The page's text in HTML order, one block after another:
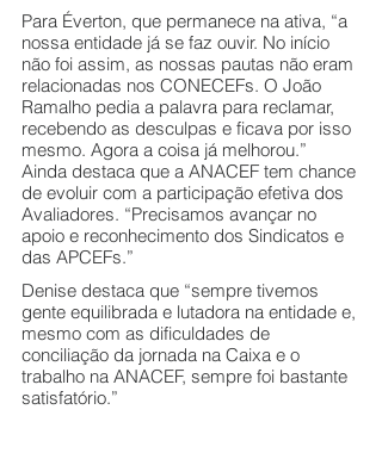
Para Éverton, que permanece na ativa, “a
nossa entidade já se faz ouvir. No início
não foi assim, as nossas pautas não eram
relacionadas nos CONECEFs. O João
Ramalho pedia a palavra para reclamar,
recebendo as desculpas e ficava por isso
mesmo. Agora a coisa já melhorou.”
Ainda destaca que a ANACEF tem chance
de evoluir com a participação efetiva dos
Avaliadores. “Precisamos avançar no
apoio e reconhecimento dos Sindicatos e
das APCEFs.”
Denise destaca que “sempre tivemos
gente equilibrada e lutadora na entidade e,
mesmo com as dificuldades de
conciliação da jornada na Caixa e o
trabalho na ANACEF, sempre foi bastante
satisfatório.”